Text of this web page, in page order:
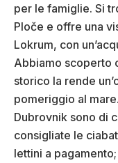
per le famiglie. Si
Ploče e offre una
Lokrum, con
Abbiamo scoperto
storico la rende
pomeriggio al
Dubrovnik sono di
consigliate le
lettini a